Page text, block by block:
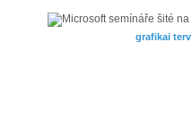
grafikai terv